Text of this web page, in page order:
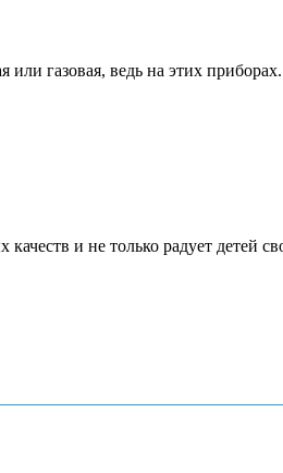
газовая, ведь на этих
и не только радует детей